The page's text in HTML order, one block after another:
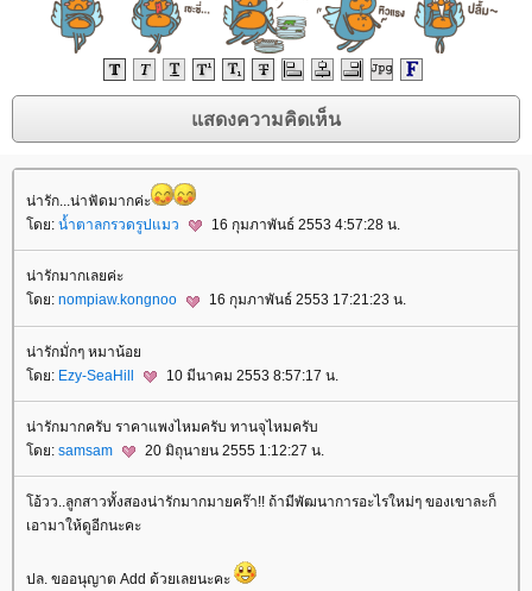
น่ารัก...น่าฟัดมากค่ะ
ดย: น้ำตาลกรวดรูปแมว 16 กุมภาพันธ์ 2553 4:57:28 น.
น่ารักมากเลยค่ะ
ดย: nompiaw.kongnoo 16 กุมภาพันธ์ 2553 17:21:23 น.
น่ารักมั่กๆ หมาน้อ
ดย: Ezy-SeaHill 10 มีนาคม 2553 8:57:17 น.
น่ารักมากครับ ราคาแพงไหมครับ ทานจุไหมครับ
ดย: samsam 20 มิถุนายน 2555 1:12:27 น.
อ้วว..ลูกสาวทั้งสองน่ารักมากมายคร๊า!! ถ้ามีพัฒนาการอะไรใหม่ๆ ของเขาละก็
เอามาให้ดูอีกนะคะ
ปล. ขออนุญาต Add ด้วยเลยนะคะ